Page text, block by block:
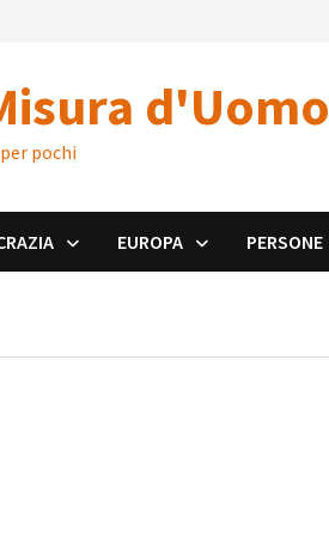
d'Uomo
pochi
EUROPA PERSONE